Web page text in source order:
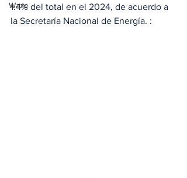
Waze
1.4% del total en el 2024, de acuerdo a
la Secretaría Nacional de Energía. :